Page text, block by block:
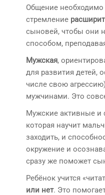
Общение необходимо
стремление
сыновей, чтобы они
способом,
Мужская,
для развития детей,
числе свою
мужчинами. Это
Мужские активные и
которая научит
заходить, и
окружение и
сразу же поможет
Ребёнок учится
или нет. Это